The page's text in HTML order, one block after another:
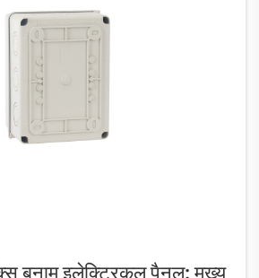
बनाम इलेक्ट्रिकल पैनल: मुख्य